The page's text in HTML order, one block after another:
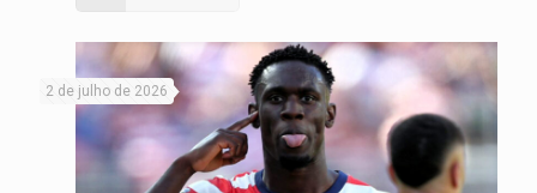
2 de julho de 2026